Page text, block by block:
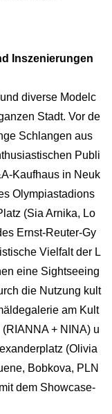
Inszenierungen
diverse Modelc
Stadt. Vor de
Schlangen aus
Publi
Kaufhaus in Neuk
Olympiastadions
(Sia Arnika, Lo
Ernst-Reuter-Gy
Vielfalt der L
eine Sightseeing
die Nutzung kult
am Kult
+ NINA) u
(Olivia
Bobkova, PLN
dem Showcase-